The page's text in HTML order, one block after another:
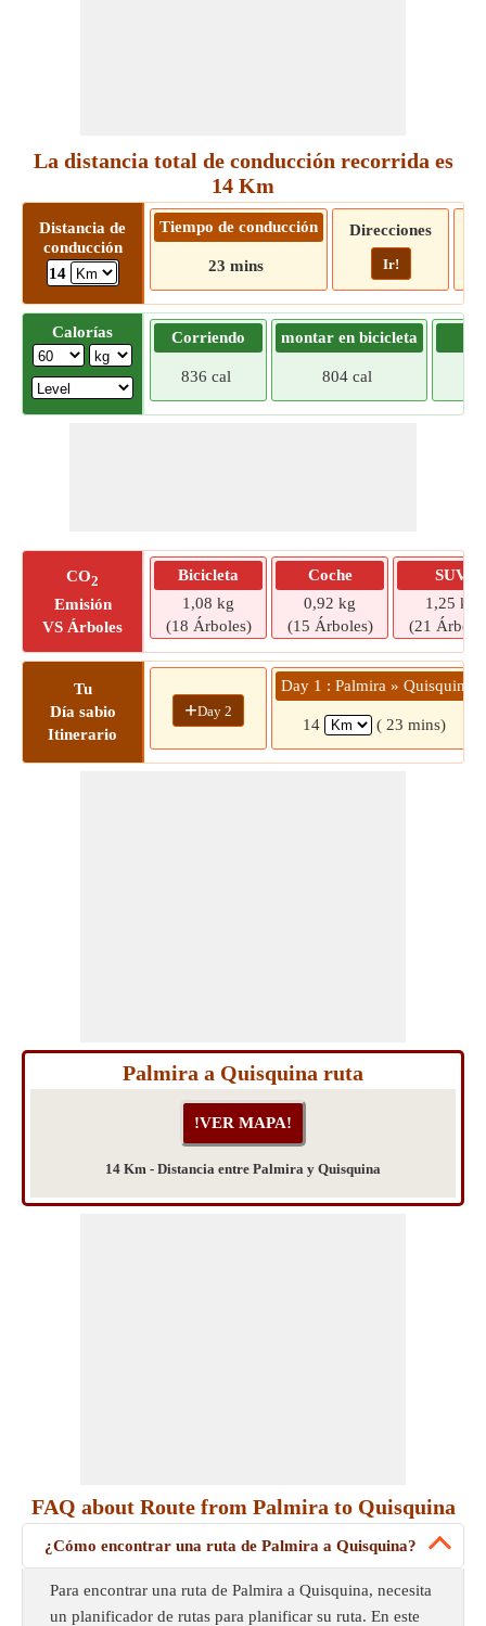
La distancia total de conducción recorrida es
14 Km
Distancia de
conducción
14
Tiempo de conducción
23 mins
Direcciones
Ir!
Calorías Corriendo
836 cal
montar en bicicleta
804 cal
CO2
Emisión
VS Árboles
Bicicleta
1,08 kg
(18 Árboles)
Coche
0,92 kg
(15 Árboles)
SUV
1,25 kg
(21
Tu
Día sabio
Itinerario
+Day 2
Day 1 : Palmira » Quisquina
14 ( 23 mins)
Palmira a Quisquina ruta
14 Km - Distancia entre Palmira y Quisquina
FAQ about Route from Palmira to Quisquina
¿Cómo encontrar una ruta de Palmira a Quisquina?
Para encontrar una ruta de Palmira a Quisquina, necesita
un planificador de rutas para planificar su ruta. En este